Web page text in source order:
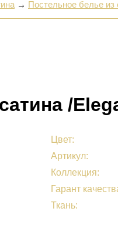
→ Постельное белье из
/
Цвет:
Артикул:
Коллекция:
Гарант
Ткань: